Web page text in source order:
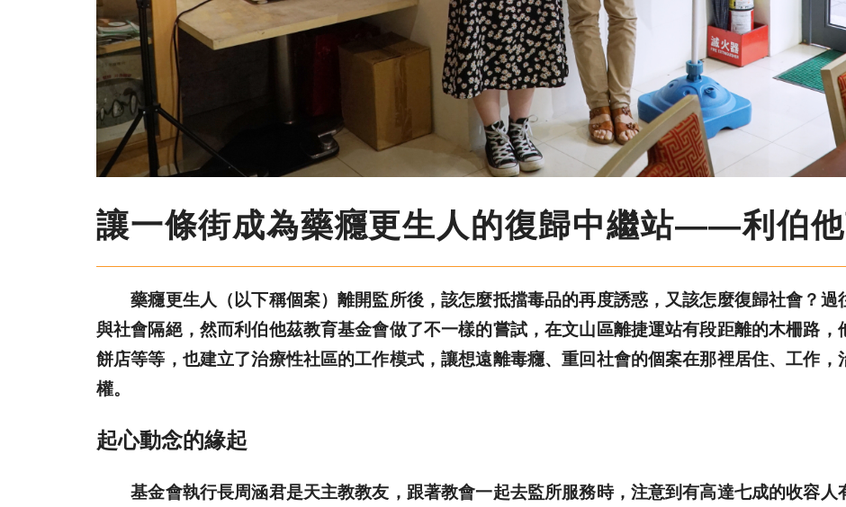
讓一條街成為藥癮更生人的復歸中繼站——利伯
藥癮更生人（以下稱個案）離開監所後，該怎麼抵擋毒品的再度誘惑，又該怎麼復歸社會？過
與社會隔絕，然而利伯他茲教育基金會做了不一樣的嘗試，在文山區離捷運站有段距離的木柵路
餅店等等，也建立了治療性社區的工作模式，讓想遠離毒癮、重回社會的個案在那裡居住、工作
權。
起心動念的緣起
基金會執行長周涵君是天主教教友，跟著教會一起去監所服務時，注意到有高達七成的收容人